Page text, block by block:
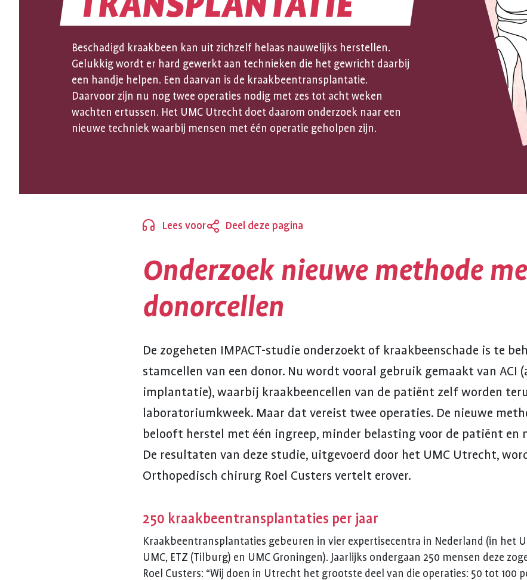
KRAAKBEEN-
TRANSPLANTATIE
Beschadigd kraakbeen kan uit zichzelf helaas nauwelijks herstellen.
Gelukkig wordt er hard gewerkt aan technieken die het gewricht daarbij
een handje helpen. Een daarvan is de kraakbeentransplantatie.
Daarvoor zijn nu nog twee operaties nodig met zes tot acht weken
wachten ertussen. Het UMC Utrecht doet daarom onderzoek naar een
nieuwe techniek waarbij mensen met één operatie geholpen zijn.
Lees voor Deel deze pagina
Sluiten
Onderzoek nieuwe methode
donorcellen
De zogeheten IMPACT-studie onderzoekt of kraakbeenschade is te
stamcellen van een donor. Nu wordt vooral gebruik gemaakt van ACI
implantatie), waarbij kraakbeencellen van de patiënt zelf worden
laboratoriumkweek. Maar dat vereist twee operaties. De nieuwe
belooft herstel met één ingreep, minder belasting voor de patiënt en
De resultaten van deze studie, uitgevoerd door het UMC Utrecht,
Orthopedisch chirurg Roel Custers vertelt erover.
250 kraakbeentransplantaties per jaar
Kraakbeentransplantaties gebeuren in vier expertisecentra in Nederland (in het
UMC, ETZ (Tilburg) en UMC Groningen). Jaarlijks ondergaan 250 mensen deze
Roel Custers: “Wij doen in Utrecht het grootste deel van die operaties: 50 tot 100